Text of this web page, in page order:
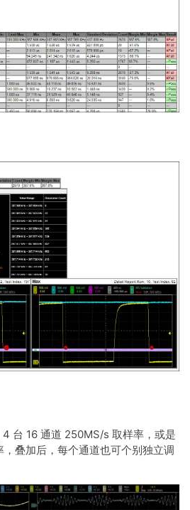
台 16 通道 250MS/s 取样率，或是
叠加后，每个通道也可个别独立调